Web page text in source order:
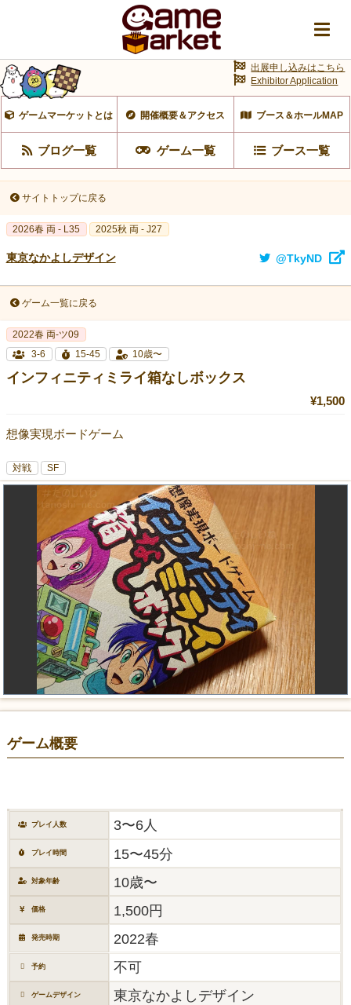
ゲームマーケットとは 開催概要＆アクセス ブース＆ホールMAP
ブログ一覧 ゲーム一覧 ブース一覧
出展申し込みはこちら
Exhibitor Application
サイトトップに戻る
2026春 両 - L35 2025秋 両 - J27
東京なかよしデザイン @TkyND
ゲーム一覧に戻る
2022春 両-ツ09
3-6
15-45 10歳〜
インフィニティミライ箱なしボックス
¥1,500
想像実現ボードゲーム
対戦 SF
ゲーム概要
プレイ人数 3〜6人
プレイ時間 15〜45分
対象年齢 10歳〜
価格 1,500円
発売時期 2022春
予約 不可
ゲームデザイン 東京なかよしデザイン